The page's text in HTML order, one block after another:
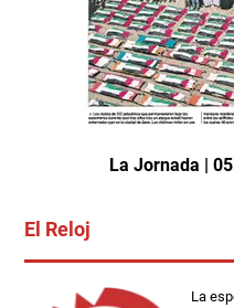
La Jornada |
El Reloj
La